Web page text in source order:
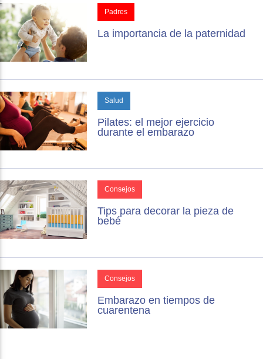
Padres
La importancia de la paternidad
Salud
Pilates: el mejor ejercicio
durante el embarazo
Consejos
Tips para decorar la pieza de
bebé
Consejos
Embarazo en tiempos de
cuarentena